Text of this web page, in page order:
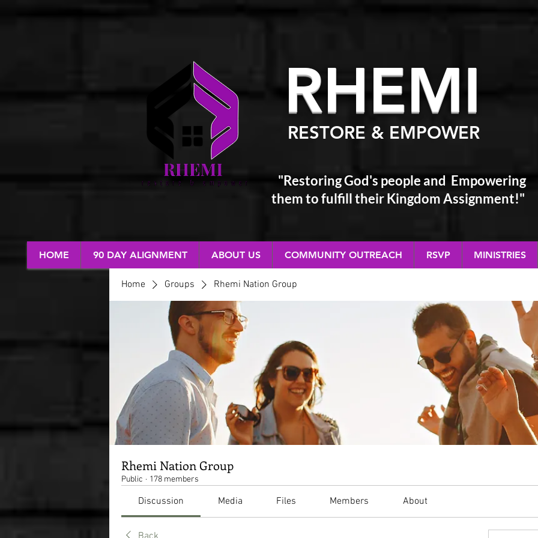
RHEMI
RESTORE & EMPOWER
"Restoring God's people and Empowering
themto fulfill their Kingdom Assignment!"
RESTORE & EMPOWER
HOME 90 DAY ALIGNMENT ABOUT US COMMUNITY OUTREACH RSVP MINISTRIES
Home Groups Rhemi Nation Group
Rhemi Nation Group
Public · 178 members
Discussion Media Files Members About